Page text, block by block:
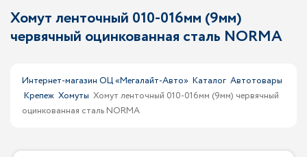
Хомут ленточный 010-016мм (9мм)
червячный оцинкованная сталь NORMA
Интернет-магазин ОЦ «Мегалайт-Авто» Каталог Автотовары
Крепеж Хомуты Хомут ленточный 010-016мм (9мм) червячный
оцинкованная сталь NORMA